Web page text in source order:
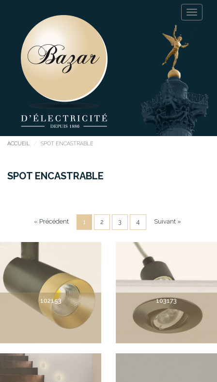
ACCUEIL SPOT ENCASTRABLE
SPOT ENCASTRABLE
« Précédent 1 2 3 4 Suivant »
102153 103173